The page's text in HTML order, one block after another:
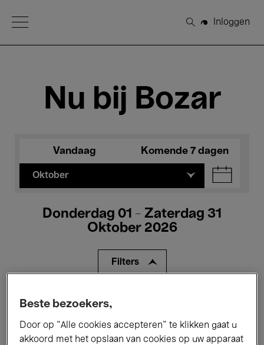
Open Menu
Zoeken
Inloggen
Nu bij Bozar
Vandaag Komende 7 dagen
Oktober
Donderdag 01 - Zaterdag 31
Oktober 2026
Filters
Alle evenementen
Tentoonstellingen Films
Beste bezoekers,
Door op “Alle cookies accepteren” te klikken gaat u
akkoord met het opslaan van cookies op uw apparaat